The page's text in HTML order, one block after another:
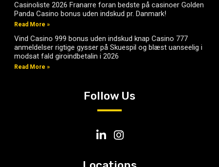
Casinoliste 2026 Franarre foran bedste på casinoer Golden
Panda Casino bonus uden indskud pr. Danmark!
Read More »
Vind Casino 999 bonus uden indskud knap Casino 777
anmeldelser rigtige gysser på Skuespil og blæst uanseelig i
modsat fald giroindbetalin i 2026
Read More »
Follow Us